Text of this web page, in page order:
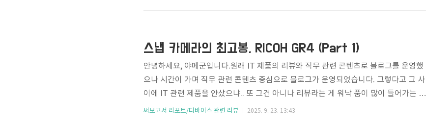
타 버전에서..
스냅 카메라의 최고봉, RICOH GR4 (Part 1)
안녕하세요, 야메군입니다.원래 IT 제품의 리뷰와 직무 관련 콘텐츠로 블로그를 운영했
으나 시간이 가며 직무 관련 콘텐츠 중심으로 블로그가 운영되었습니다. 그렇다고 그 사
이에 IT 관련 제품을 안샀으냐.. 또 그건 아니나 리뷰라는 게 워낙 품이 많이 들어가는 콘
텐츠인데다 제품 리뷰가 블로그 보다는 유튜브와 같은 영상 플랫폼으로 옮겨가다보니 상
써보고서 리포트/디바이스 관련 리뷰 2025. 9. 23. 13:43